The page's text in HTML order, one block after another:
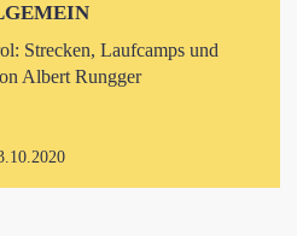
Strecken, Laufcamps und
Albert Rungger